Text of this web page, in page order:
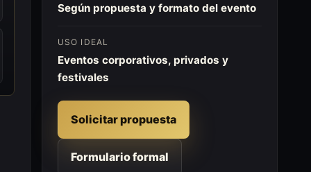
Según propuesta y formato del evento
USO IDEAL
Eventos corporativos, privados y
festivales
Solicitar propuesta
Formulario formal